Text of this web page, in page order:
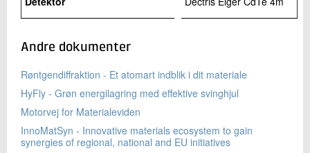
Andre dokumenter
Røntgendiffraktion - Et atomart indblik i dit materiale
HyFly - Grøn energilagring med effektive svinghjul
Motorvej for Materialeviden
InnoMatSyn - Innovative materials ecosystem to gain
synergies of regional, national and EU initiatives